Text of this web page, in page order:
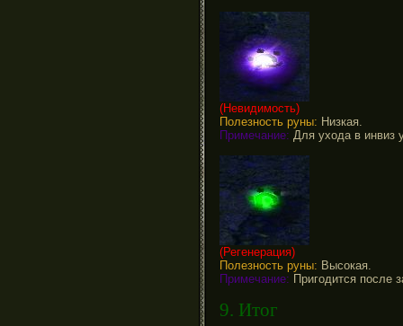
(Невидимость)
Полезность руны: Низкая.
Примечание: Для ухода в инвиз
(Регенерация)
Полезность руны: Высокая.
Примечание: Пригодится после
9. Итог